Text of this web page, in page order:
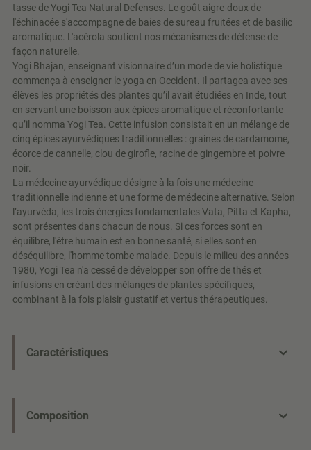
tasse de Yogi Tea Natural Defenses. Le goût aigre-doux de
l'échinacée s'accompagne de baies de sureau fruitées et de basilic
aromatique. L'acérola soutient nos mécanismes de défense de
façon naturelle.
Yogi Bhajan, enseignant visionnaire d’un mode de vie holistique
commença à enseigner le yoga en Occident. Il partagea avec ses
élèves les propriétés des plantes qu’il avait étudiées en Inde, tout
en servant une boisson aux épices aromatique et réconfortante
qu’il nomma Yogi Tea. Cette infusion consistait en un mélange de
cinq épices ayurvédiques traditionnelles : graines de cardamome,
écorce de cannelle, clou de girofle, racine de gingembre et poivre
noir.
La médecine ayurvédique désigne à la fois une médecine
traditionnelle indienne et une forme de médecine alternative. Selon
l’ayurvéda, les trois énergies fondamentales Vata, Pitta et Kapha,
sont présentes dans chacun de nous. Si ces forces sont en
équilibre, l'être humain est en bonne santé, si elles sont en
déséquilibre, l'homme tombe malade. Depuis le milieu des années
1980, Yogi Tea n'a cessé de développer son offre de thés et
infusions en créant des mélanges de plantes spécifiques,
combinant à la fois plaisir gustatif et vertus thérapeutiques.
Caractéristiques
Composition